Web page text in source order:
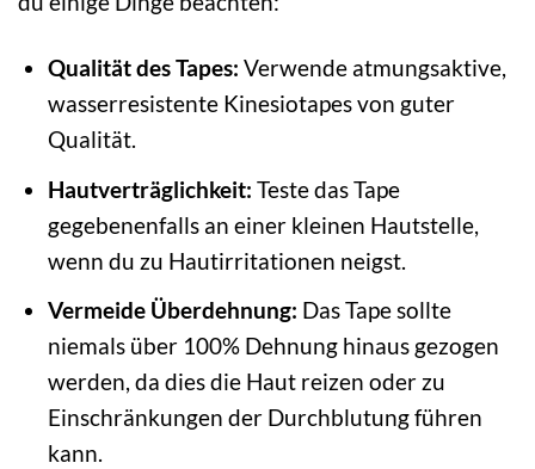
Qualität des Tapes: Verwende atmungsaktive,
wasserresistente Kinesiotapes von guter
Qualität.
Hautverträglichkeit: Teste das Tape
gegebenenfalls an einer kleinen Hautstelle,
wenn du zu Hautirritationen neigst.
Vermeide Überdehnung: Das Tape sollte
niemals über 100% Dehnung hinaus gezogen
werden, da dies die Haut reizen oder zu
Einschränkungen der Durchblutung führen
kann.